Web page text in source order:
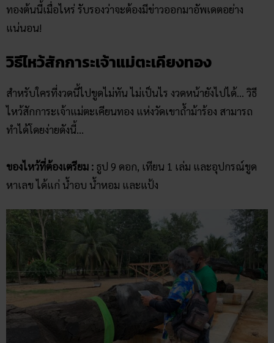
ทองต้นนี้เมื่อไหร่ รับรองว่าจะต้องมีข่าวออกมาอัพเดตอย่าง
แน่นอน!
วิธีไหว้สักการะเจ้าแม่ตะเคียงทอง
สำหรับใครที่งวดนี้ไปขูดไม่ทัน ไม่เป็นไร งวดหน้ายังไปได้… วิธี
ไหว้สักการะเจ้าแม่ตะเคียนทอง แห่งวัดเขาถ้ำม้าร้อง สามารถ
ทำได้โดยง่ายดังนี้…
ของไหว้ที่ต้องเตรียม : ธูป 9 ดอก, เทียน 1 เล่ม และอุปกรณ์ขูด
หาเลข ได้แก่ น้ำอบ น้ำหอม และแป้ง